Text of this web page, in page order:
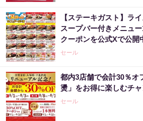
【ステーキガスト】ラ
スープバー付きメニュ
クーポンを公式Xで公開
セール
都内3店舗で会計30％オ
燙」をお得に楽しむチャ
セール